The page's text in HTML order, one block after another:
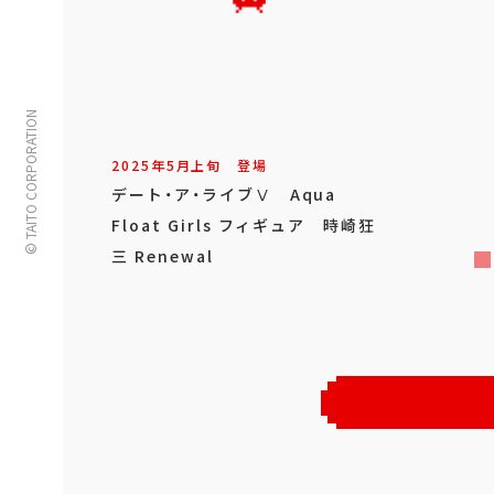
© TAITO CORPORATION 2025年5月上旬 登場
デート・ア・ライブⅤ Aqua
Float Girls フィギュア 時崎狂
三 Renewal